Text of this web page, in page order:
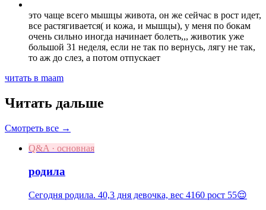
это чаще всего мышцы живота, он же сейчас в рост идет,
все растягивается( и кожа, и мышцы), у меня по бокам
очень сильно иногда начинает болеть,,, животик уже
большой 31 неделя, если не так по вернусь, лягу не так,
то аж до слез, а потом отпускает
читать в maam
Читать дальше
Смотреть все →
Q&A · основная
родила
Сегодня родила. 40,3 дня девочка, вес 4160 рост 55😌